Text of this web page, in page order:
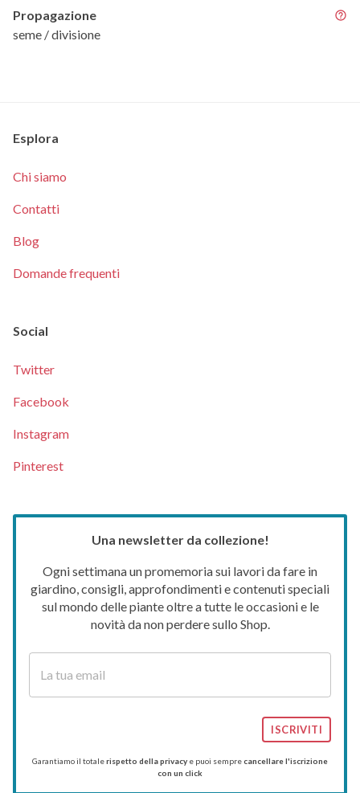
Propagazione
seme / divisione
Esplora
Chi siamo
Contatti
Blog
Domande frequenti
Social
Twitter
Facebook
Instagram
Pinterest
Una newsletter da collezione!
Ogni settimana un promemoria sui lavori da fare in
giardino, consigli, approfondimenti e contenuti speciali
sul mondo delle piante oltre a tutte le occasioni e le
novità da non perdere sullo Shop.
ISCRIVITI
Garantiamo il totalerispetto della privacy e puoi semprecancellare l'iscrizione
con un click